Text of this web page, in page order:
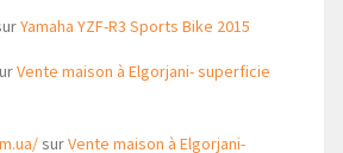
Yamaha YZF-R3 Sports Bike 2015
Vente maison à Elgorjani- superficie
surVente maison à Elgorjani-